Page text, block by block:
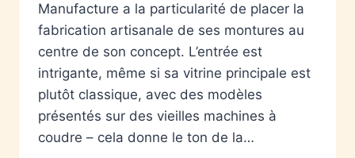
Manufacture a la particularité de placer la
fabrication artisanale de ses montures au
centre de son concept. L’entrée est
intrigante, même si sa vitrine principale est
plutôt classique, avec des modèles
présentés sur des vieilles machines à
coudre – cela donne le ton de la…